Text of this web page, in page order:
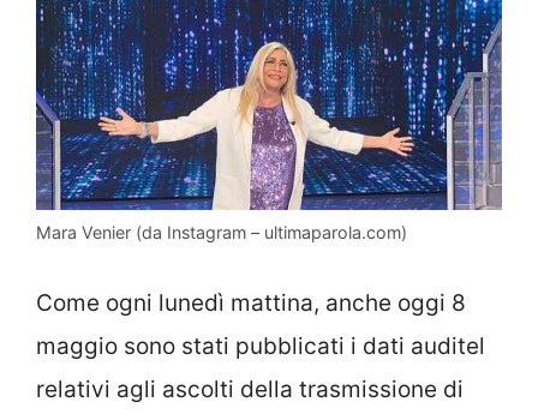
Mara Venier (da Instagram – ultimaparola.com)
Come ogni lunedì mattina, anche oggi 8
maggio sono stati pubblicati i dati auditel
relativi agli ascolti della trasmissione di